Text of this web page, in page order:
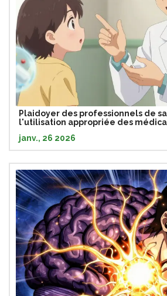
Plaidoyer des professionnels de
l'utilisation appropriée des
janv., 26 2026